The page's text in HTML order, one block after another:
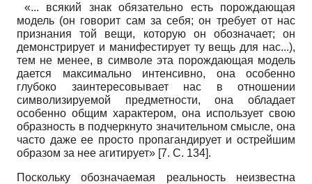
«... всякий знак обязательно есть порождающая
модель (он говорит сам за себя; он требует от нас
признания той вещи, которую он обозначает; он
демонстрирует и манифестирует ту вещь для нас...),
тем не менее, в символе эта порождающая модель
дается максимально интенсивно, она особенно
глубоко заинтересовывает нас в отношении
символизируемой предметности, она обладает
особенно общим характером, она использует свою
образность в подчеркнуто значительном смысле, она
часто даже ее просто пропагандирует и острейшим
образом за нее агитирует» [7. С. 134].
Поскольку обозначаемая реальность неизвестна